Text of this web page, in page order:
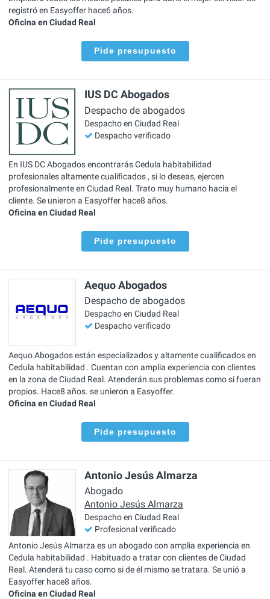
registró en Easyoffer hace6 años.
Oficina en Ciudad Real
Pide presupuesto
IUS DC Abogados
Despacho de abogados
Despacho en Ciudad Real
Despacho verificado
En IUS DC Abogados encontrarás Cedula habitabilidad
profesionales altamente cualificados , si lo deseas, ejercen
profesionalmente en Ciudad Real. Trato muy humano hacia el
cliente. Se unieron a Easyoffer hace8 años.
Oficina en Ciudad Real
Pide presupuesto
Aequo Abogados
Despacho de abogados
Despacho en Ciudad Real
Despacho verificado
Aequo Abogados están especializados y altamente cualificados en
Cedula habitabilidad . Cuentan con amplia experiencia con clientes
en la zona de Ciudad Real. Atenderán sus problemas como si fueran
propios. Hace8 años. se unieron a Easyoffer.
Oficina en Ciudad Real
Pide presupuesto
Antonio Jesús Almarza
Abogado
Antonio Jesús Almarza
Despacho en Ciudad Real
Profesional verificado
Antonio Jesús Almarza es un abogado con amplia experiencia en
Cedula habitabilidad . Habituado a tratar con clientes de Ciudad
Real. Atenderá tu caso como si de él mismo se tratara. Se unió a
Easyoffer hace8 años.
Oficina en Ciudad Real